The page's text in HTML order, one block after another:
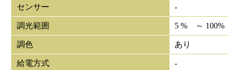
センサー -
調光範囲 5 % ～ 100%
調色 あり
給電方式 -